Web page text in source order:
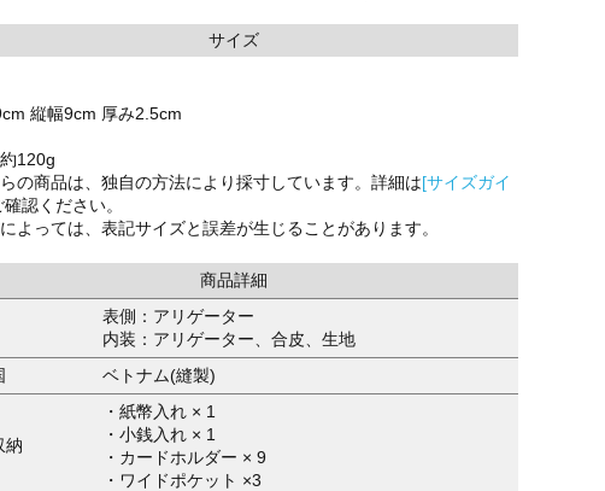
サイズ
縦幅9cm 厚み2.5cm
120g
の商品は、独自の方法により採寸しています。詳細は[サイズガイ
確認ください。
よっては、表記サイズと誤差が生じることがあります。
商品詳細
表側：アリゲーター
内装：アリゲーター、合皮、生地
ベトナム(縫製)
納
・紙幣入れ × 1
・小銭入れ × 1
・カードホルダー × 9
・ワイドポケット ×3